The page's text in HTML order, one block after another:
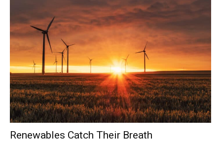
Renewables Catch Their Breath